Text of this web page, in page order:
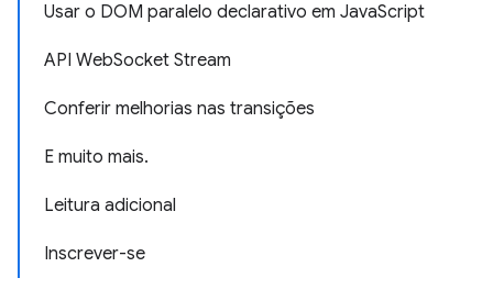
Usar o DOM paralelo declarativo em JavaScript
API WebSocket Stream
Conferir melhorias nas transições
E muito mais.
Leitura adicional
Inscrever-se